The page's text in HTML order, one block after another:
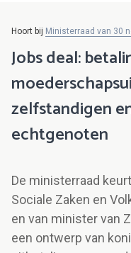
Hoort bij Ministerraad van 30
Jobs deal:
zelfstandigen
echtgenoten
De ministerraad
Sociale Zaken en
en van minister van
een ontwerp van